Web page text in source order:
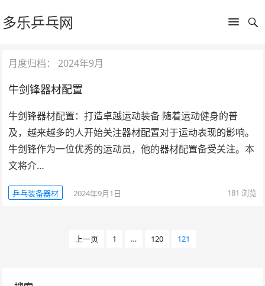
多乐乒乓网
月度归档：2024年9月
牛剑锋器材配置
牛剑锋器材配置：打造卓越运动装备 随着运动健身的普
及，越来越多的人开始关注器材配置对于运动表现的影响。
牛剑锋作为一位优秀的运动员，他的器材配置备受关注。本
文将介…
乒乓装备器材 2024年9月1日 181 浏览
上一页 1 … 120 121